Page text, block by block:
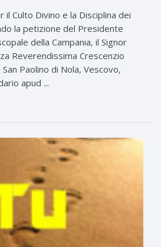
il Culto Divino e la Disciplina dei
la petizione del Presidente
della Campania, il Signor
Reverendissima Crescenzio
Paolino di Nola, Vescovo,
apud ...